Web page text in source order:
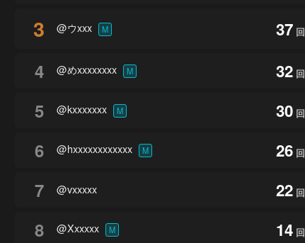
3 @ウxxx M 37 回
4 @めxxxxxxxx M 32 回
5 @kxxxxxxx M 30 回
6 @hxxxxxxxxxxxx M 26 回
7 @vxxxxx 22 回
8 @Xxxxxx M 14 回